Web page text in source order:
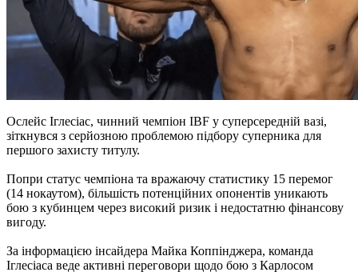
Ослейс Іглесіас, чинний чемпіон IBF у суперсередній вазі,
зіткнувся з серйозною проблемою підбору суперника для
першого захисту титулу.
Попри статус чемпіона та вражаючу статистику 15 перемог
(14 нокаутом), більшість потенційних опонентів уникають
бою з кубинцем через високий ризик і недостатню фінансову
вигоду.
За інформацією інсайдера Майка Коппінджера, команда
Іглесіаса веде активні переговори щодо бою з Карлосом